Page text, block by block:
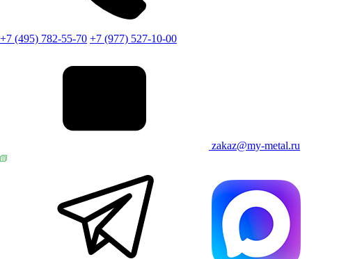
+7 (495) 782-55-70 +7 (977) 527-10-00
zakaz@my-metal.ru